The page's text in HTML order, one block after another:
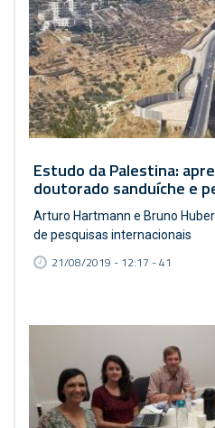
Estudo da Palestina:
doutorado sanduíche e
Arturo Hartmann e Bruno
de pesquisas internacionais
21/08/2019 - 12:17 - 41